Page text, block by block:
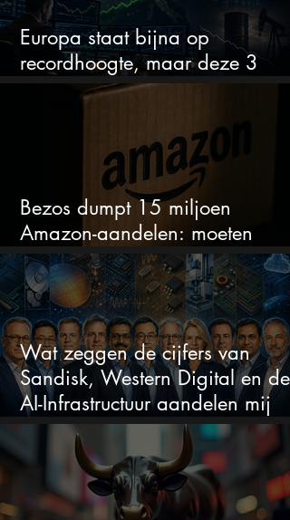
Europa staat bijna op
recordhoogte, maar deze 3
sectoren vallen nu op
Bezos dumpt 15 miljoen
Amazon-aandelen: moeten
beleggers zich zorgen maken?
Wat zeggen de cijfers van
Sandisk, Western Digital en de
AI-Infrastructuur aandelen mij
werkelijk